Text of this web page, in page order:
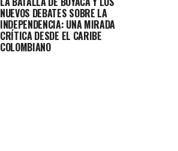
NUEVOS DEBATES SOBRE LA
INDEPENDENCIA: UNA MIRADA
CRÍTICA DESDE EL CARIBE
COLOMBIANO